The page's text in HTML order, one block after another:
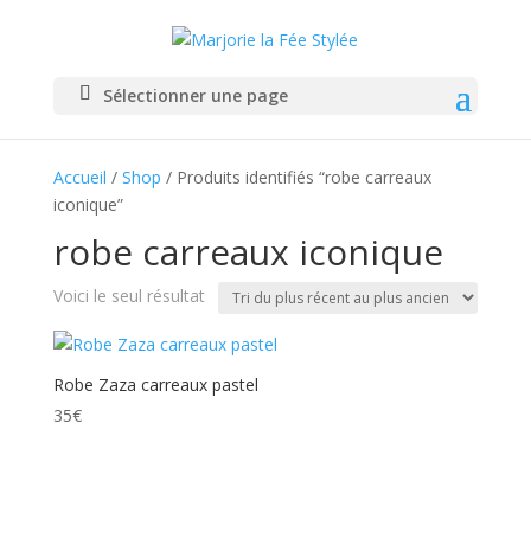
Sélectionner une page
Accueil / Shop / Produits identifiés “robe carreaux
iconique”
robe carreaux iconique
Voici le seul résultat
Robe Zaza carreaux pastel
35€